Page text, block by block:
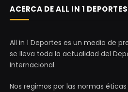
ACERCA DE ALL IN 1 DEPORTES
All in 1 Deportes es un medio de
se lleva toda la actualidad del
Internacional.
Nos regimos por las normas